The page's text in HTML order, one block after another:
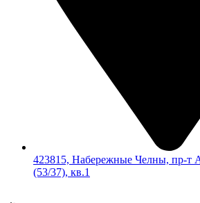
423815, Набережные Челны, пр-т
(53/37), кв.1